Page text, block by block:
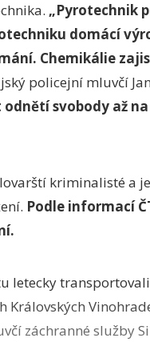
„Pyrotechnik
domácí
Chemikálie
policejní mluvčí
svobody až
kriminalisté a
Podle informací
letecky
Královských
záchranné služby